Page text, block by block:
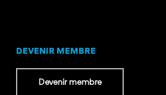
DEVENIR MEMBRE
Devenir membre